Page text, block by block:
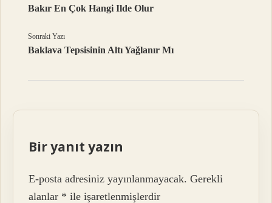
Bakır En Çok Hangi Ilde Olur
Sonraki Yazı
Baklava Tepsisinin Altı Yağlanır Mı
Bir yanıt yazın
E-posta adresiniz yayınlanmayacak. Gerekli
alanlar * ile işaretlenmişlerdir